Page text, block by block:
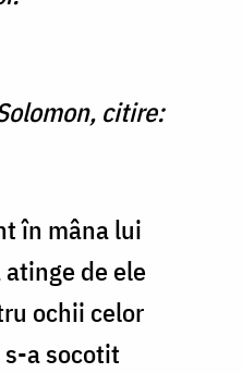
citire:
în mâna lui
de ele
ochii celor
a socotit